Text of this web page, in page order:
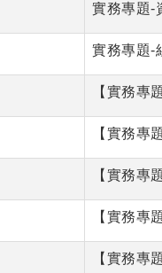
實務專題-
實務專題-
【實務專
【實務專
【實務專
【實務專
【實務專